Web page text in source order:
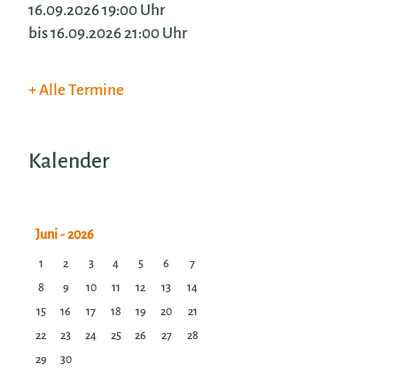
16.09.2026 19:00 Uhr
bis 16.09.2026 21:00 Uhr
Alle Termine
Kalender
1 2 3 4 5 6
7
8
9 10 11 12 13
14
15
16 17 18 19 20
21
22
23 24 25 26 27
28
29
30